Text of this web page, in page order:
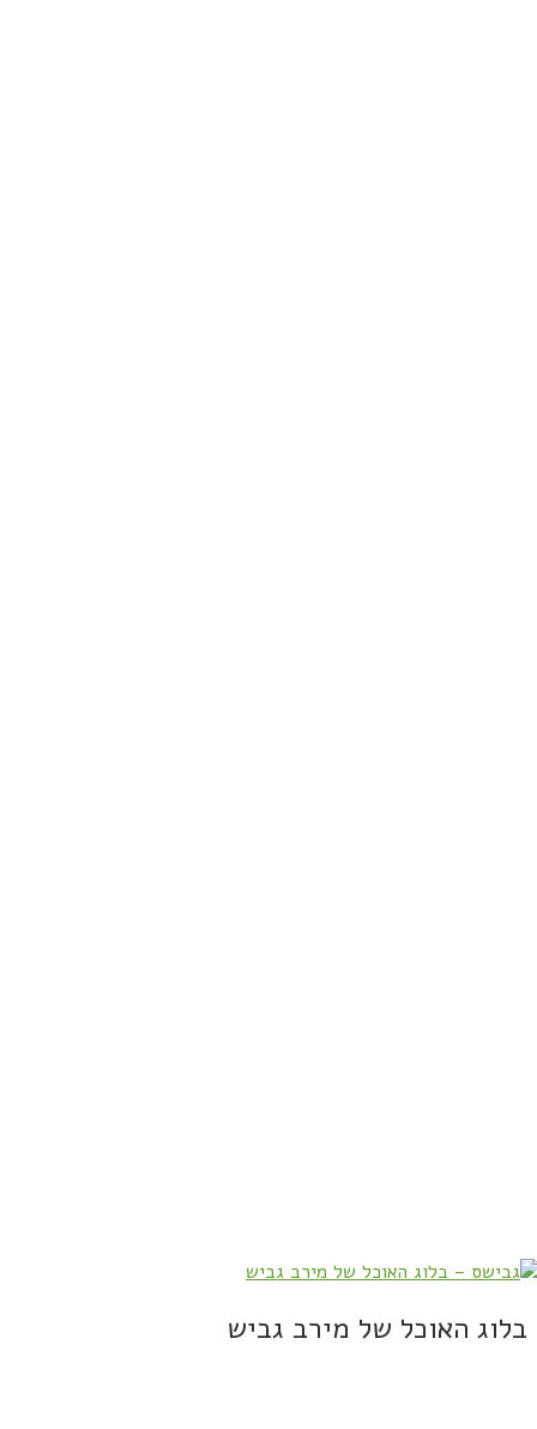
בלוג האוכל של מירב גביש